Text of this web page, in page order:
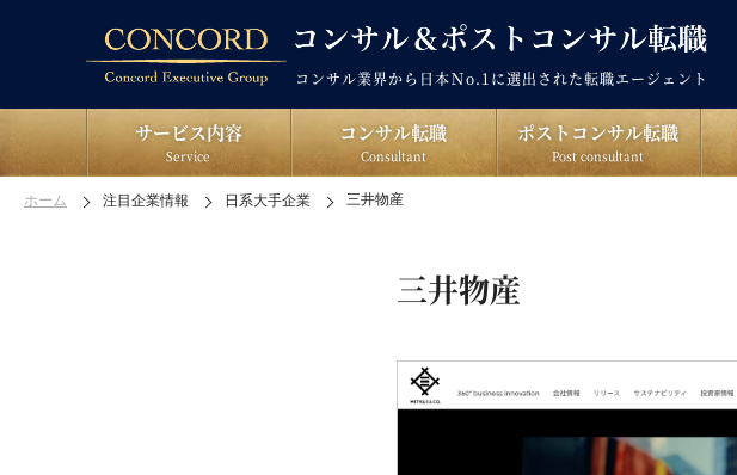
コンサル業界から日本Ｎo.1に選出された転職エージェント
サービス内容
Service
コンサル転職
Consultant
ポストコンサル転職
Post consultant
ホーム 注目企業情報 日系大手企業 三井物産
三井物産